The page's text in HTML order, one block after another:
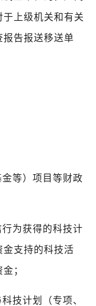
上级机关和有关
告报送移送单
金等）项目等财政
行为获得的科技计
支持的科技活
；
技计划（专项、